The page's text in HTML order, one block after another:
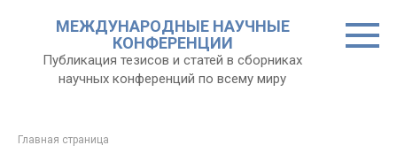
МЕЖДУНАРОДНЫЕ НАУЧНЫЕ
КОНФЕРЕНЦИИ
Публикация тезисов и статей в сборниках
научных конференций по всему миру
Главная страница